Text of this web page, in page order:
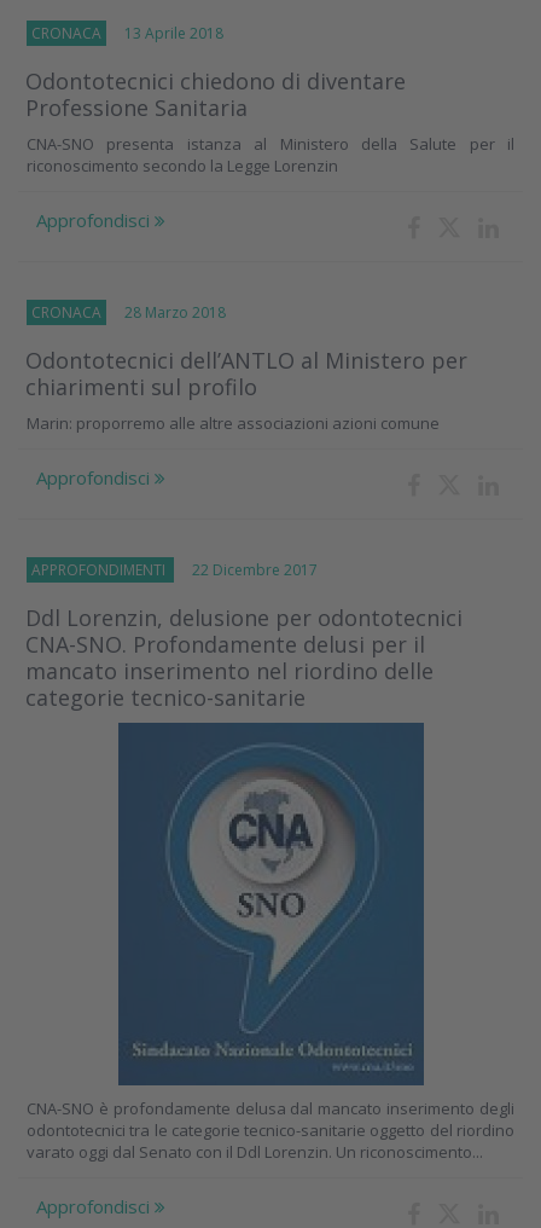
CRONACA 13 Aprile 2018
Odontotecnici chiedono di diventare
Professione Sanitaria
CNA-SNO presenta istanza al Ministero della Salute per il
riconoscimento secondo la Legge Lorenzin
Approfondisci
CRONACA 28 Marzo 2018
Odontotecnici dell’ANTLO al Ministero per
chiarimenti sul profilo
Marin: proporremo alle altre associazioni azioni comune
Approfondisci
APPROFONDIMENTI 22 Dicembre 2017
Ddl Lorenzin, delusione per odontotecnici
CNA-SNO. Profondamente delusi per il
mancato inserimento nel riordino delle
categorie tecnico-sanitarie
CNA-SNO è profondamente delusa dal mancato inserimento degli
odontotecnici tra le categorie tecnico-sanitarie oggetto del riordino
varato oggi dal Senato con il Ddl Lorenzin. Un riconoscimento...
Approfondisci